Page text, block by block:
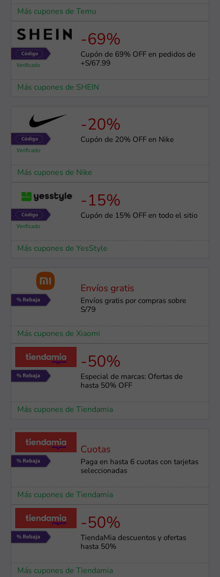
Más cupones de Temu
-69%
Cupón de 69% OFF en pedidos de
+S/67.99
Más cupones de SHEIN
-20%
Cupón de 20% OFF en Nike
Más cupones de Nike
-15%
Cupón de 15% OFF en todo el sitio
Más cupones de YesStyle
Envíos gratis
Envíos gratis por compras sobre
S/79
Más cupones de Xiaomi
-50%
Especial de marcas: Ofertas de
hasta 50% OFF
Más cupones de Tiendamia
Cuotas
Paga en hasta 6 cuotas con tarjetas
seleccionadas
Más cupones de Tiendamia
-50%
TiendaMia descuentos y ofertas
hasta 50%
Más cupones de Tiendamia